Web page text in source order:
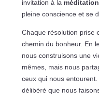
invitation à la méditation
pleine conscience et se
Chaque résolution prise
chemin du bonheur. En
nous construisons une
mêmes, mais nous
ceux qui nous
délibéré que nous